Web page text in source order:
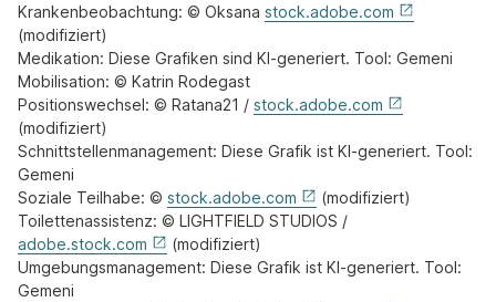
Krankenbeobachtung: © Oksana stock.adobe.com
(modifiziert)
Medikation: Diese Grafiken sind KI-generiert. Tool: Gemeni
Mobilisation: © Katrin Rodegast
Positionswechsel: © Ratana21 / stock.adobe.com
(modifiziert)
Schnittstellenmanagement: Diese Grafik ist KI-generiert. Tool:
Gemeni
Soziale Teilhabe: © stock.adobe.com
(modifiziert)
Toilettenassistenz: © LIGHTFIELD STUDIOS /
adobe.stock.com
(modifiziert)
Umgebungsmanagement: Diese Grafik ist KI-generiert. Tool:
Gemeni